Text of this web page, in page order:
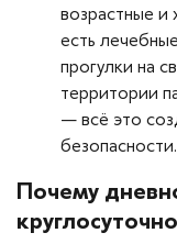
возрастные и
есть
прогулки на
территории
— всё это
безопасности.
Почему